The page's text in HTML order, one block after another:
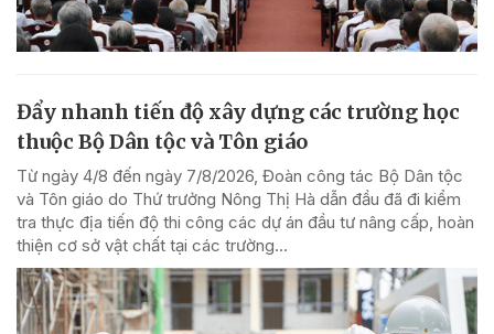
Đẩy nhanh tiến độ xây dựng các trường học
thuộc Bộ Dân tộc và Tôn giáo
Từ ngày 4/8 đến ngày 7/8/2026, Đoàn công tác Bộ Dân tộc
và Tôn giáo do Thứ trưởng Nông Thị Hà dẫn đầu đã đi kiểm
tra thực địa tiến độ thi công các dự án đầu tư nâng cấp, hoàn
thiện cơ sở vật chất tại các trường...